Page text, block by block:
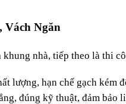
Vách Ngăn
khung nhà, tiếp theo là thi
lượng, hạn chế gạch kém
đúng kỹ thuật, đảm bảo